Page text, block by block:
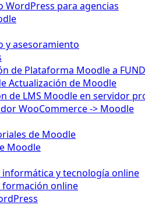
WordPress para agencias
y asesoramiento
de Plataforma Moodle a
Actualización de Moodle
de LMS Moodle en servidor
WooCommerce -> Moodle
de Moodle
Moodle
informática y tecnología online
formación online